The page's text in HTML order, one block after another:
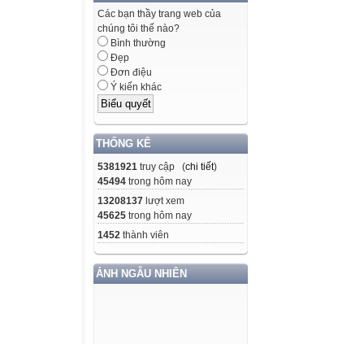
Các bạn thầy trang web của
chúng tôi thế nào?
Bình thường
Đẹp
Đơn điệu
Ý kiến khác
THỐNG KÊ
5381921 truy cập (chi tiết)
45494 trong hôm nay
13208137 lượt xem
45625 trong hôm nay
1452 thành viên
ẢNH NGẪU NHIÊN